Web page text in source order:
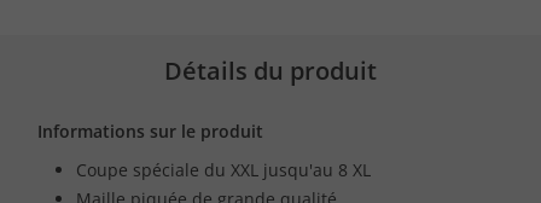
Détails du produit
Informations sur le produit
Coupe spéciale du XXL jusqu'au 8 XL